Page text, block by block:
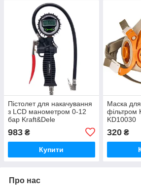
Пістолет для накачування
з LCD манометром 0-12
бар Kraft&Dele
983 ₴
Купити
Маска
фільтром
KD10030
320₴
Про нас